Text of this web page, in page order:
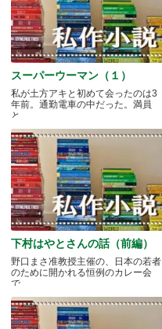
スーパーウーマン（１）
私が土方アキと初めて会ったのは3
年前。通勤電車の中だった。満員
と.....
下村はやとさんの話（前編）
野口まさ准教授主催の、日本の若者
のために開かれる恒例のカレー会
で.....